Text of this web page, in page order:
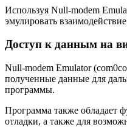
Используя Null-modem
эмулировать
Доступ к данным на
Null-modem Emulator
полученные данные для
программы.
Программа также обладает
отладки, а также для